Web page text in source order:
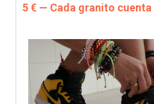
5 € — Cada granito cuenta